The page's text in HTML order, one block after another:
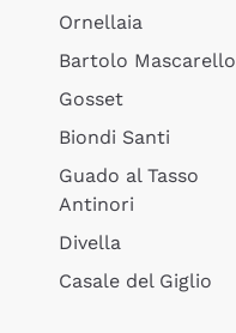
Ornellaia
Bartolo Mascarello
Gosset
Biondi Santi
Guado al Tasso
Antinori
Divella
Casale del Giglio